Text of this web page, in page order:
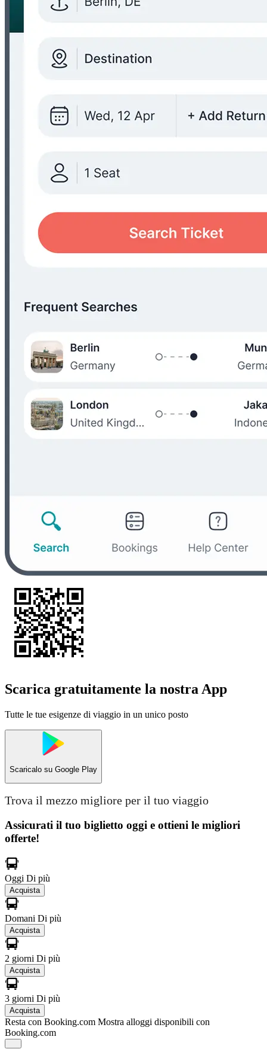
Scarica gratuitamente la nostra App
Tutte le tue esigenze di viaggio in un unico posto
Scaricalo su Google Play
Trova il mezzo migliore per il tuo viaggio
Assicurati il ​​tuo biglietto oggi e ottieni le migliori
offerte!
Oggi Di più
Acquista
Domani Di più
Acquista
2 giorni Di più
Acquista
3 giorni Di più
Acquista
Resta con Booking.com Mostra alloggi disponibili con
Booking.com